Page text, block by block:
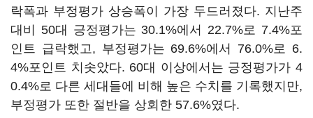
락폭과 부정평가 상승폭이 가장 두드러졌다. 지난주
대비 50대 긍정평가는 30.1%에서 22.7%로 7.4%포
인트 급락했고, 부정평가는 69.6%에서 76.0%로 6.
4%포인트 치솟았다. 60대 이상에서는 긍정평가가 4
0.4%로 다른 세대들에 비해 높은 수치를 기록했지만,
부정평가 또한 절반을 상회한 57.6%였다.